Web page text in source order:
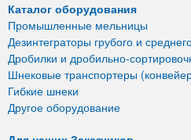
Каталог оборудования
Промышленные мельницы
Дезинтеграторы грубого и
Дробилки и дробильно-
Шнековые транспортеры
Гибкие шнеки
Другое оборудование